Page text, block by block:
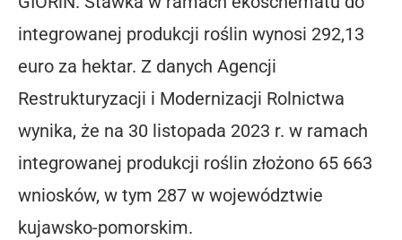
integrowanej produkcji roślin wynosi 292,13
euro za hektar. Z danych Agencji
Restrukturyzacji i Modernizacji Rolnictwa
wynika, że na 30 listopada 2023 r. w ramach
integrowanej produkcji roślin złożono 65 663
wniosków, w tym 287 w województwie
kujawsko-pomorskim.